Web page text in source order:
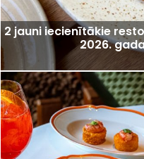
2 jauni iecienītākie
2026.